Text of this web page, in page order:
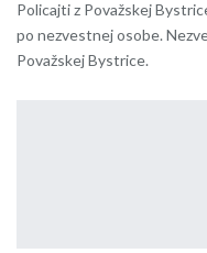
Policajti z Považskej
po nezvestnej osobe.
Považskej Bystrice.